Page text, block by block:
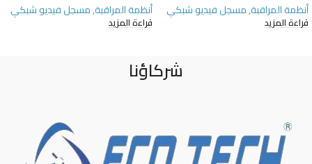
أنظمة المراقبة,مسجل فيديو شبكي
قراءة المزيد
أنظمة المراقبة,مسجل فيديو شبكي
قراءة المزيد
شركاؤنا